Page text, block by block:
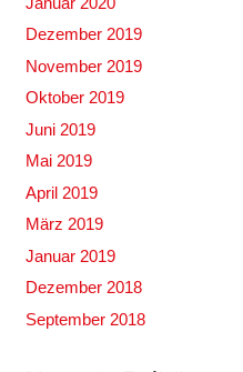
Dezember 2019
November 2019
Oktober 2019
Juni 2019
Mai 2019
April 2019
März 2019
Januar 2019
Dezember 2018
September 2018